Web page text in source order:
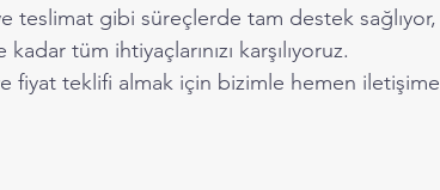
teslimat gibi süreçlerde tam destek sağlıyor,
tüm ihtiyaçlarınızı karşılıyoruz.
fiyat teklifi almak için bizimle hemen iletişime